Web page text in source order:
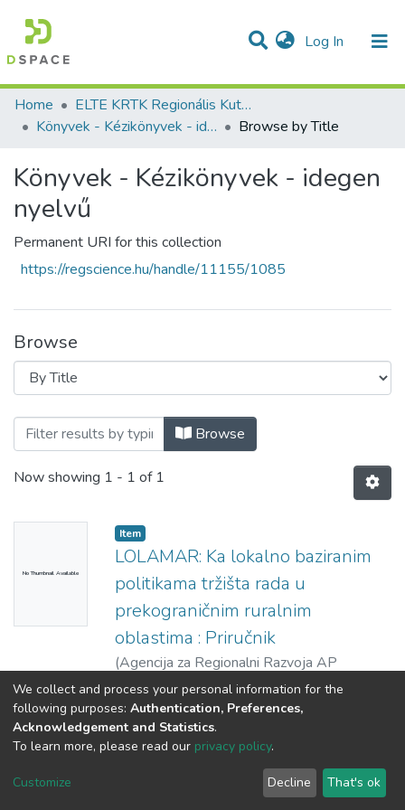
Log In (current)
Communities & Collections
All of DSpace
Home
ELTE KRTK Regionális Kutatások Intézete
Könyvek - Kézikönyvek - idegen nyelvű
Browse by Title
Könyvek - Kézikönyvek - idegen
nyelvű
Permanent URI for this collection
https://regscience.hu/handle/11155/1085
Browse
Browsing Könyvek - Kézikönyvek -
Browse
Now showing 1 - 1 of 1
No Thumbnail Available
Item
LOLAMAR: Ka lokalno baziranim
politikama tržišta rada u
prekograničnim ruralnim
oblastima : Priručnik
(Agencija za Regionalni Razvoja AP
Vojvodine,2014)Perger, Éva ;Kovács,
András Donát;Farkas, Jenő Zsolt
Valentina;Sokić, Maja
Karaulac, Tatjana;Đurđev, Tijana
Cookie
End User
Agreement
Send
Feedback
We collect and process your personal information for the
following purposes: Authentication, Preferences,
Acknowledgement and Statistics.
To learn more, please read our privacy policy.
Customize Decline That's ok